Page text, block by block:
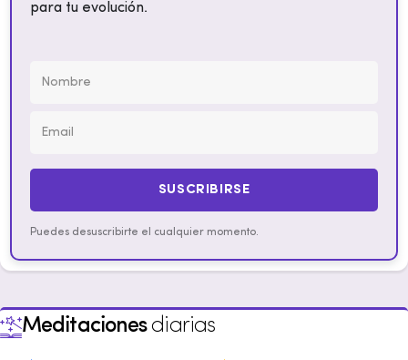
para tu evolución.
SUSCRIBIRSE
Puedes desuscribirte el cualquier momento.
Meditacionesdiarias